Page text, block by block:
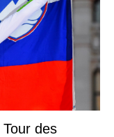
des